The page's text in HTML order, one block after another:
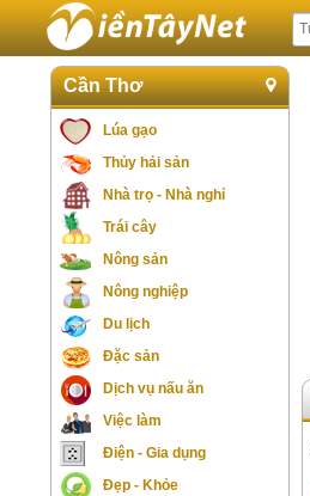
Cần Thơ
Lúa gạo
Thủy hải sản
Nhà trọ - Nhà nghỉ
Trái cây
Nông sản
Nông nghiệp
Du lịch
Đặc sản
Dịch vụ nấu ăn
Việc làm
Điện - Gia dụng
Đẹp - Khỏe